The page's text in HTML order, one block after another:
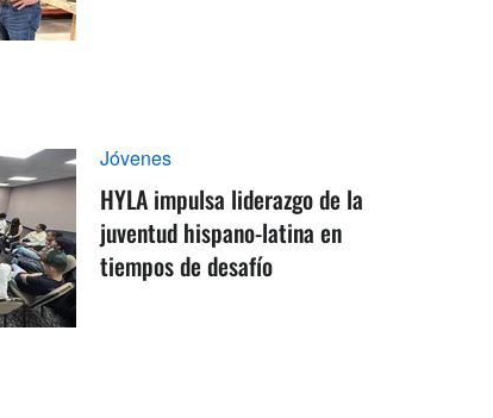
Jóvenes
HYLA impulsa liderazgo de la
juventud hispano-latina en
tiempos de desafío